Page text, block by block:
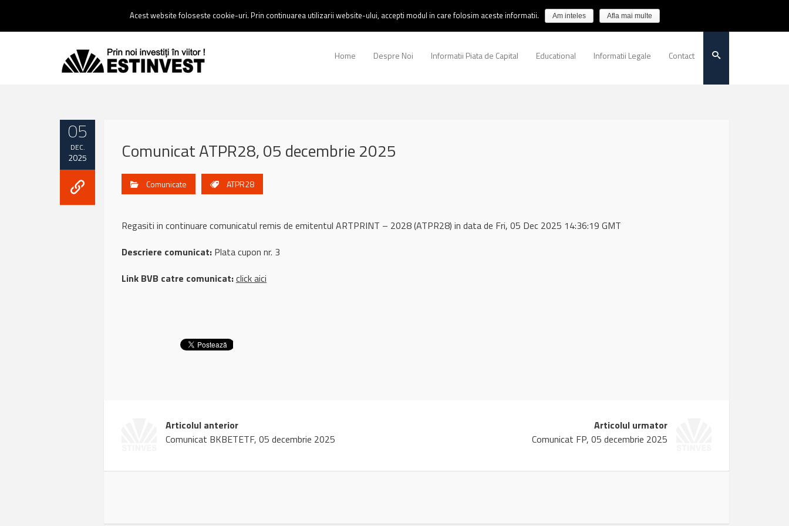
0237 238 900 |Email :contact@estinvest.ro
Home Despre Noi Informatii Piata de Capital Educational Informatii Legale Contact
05
DEC.
2025 Comunicat ATPR28, 05 decembrie 2025
Comunicate ATPR28
Regasiti in continuare comunicatul remis de emitentul ARTPRINT – 2028 (ATPR28) in data de Fri, 05 Dec 2025 14:36:19 GMT
Descriere comunicat: Plata cupon nr. 3
Link BVB catre comunicat:click aici
Articolul anterior
Comunicat BKBETETF, 05 decembrie 2025
Articolul urmator
Comunicat FP, 05 decembrie 2025
Acest website foloseste cookie-uri. Prin continuarea utilizarii website-ului, accepti modul in care folosim aceste informatii. Am inteles Afla mai multe